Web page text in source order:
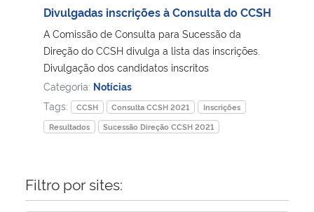
Banco Central do Brasil
Divulgadas inscrições à Consulta do CCSH
A Comissão de Consulta para Sucessão da
Direção do CCSH divulga a lista das inscrições.
Divulgação dos candidatos inscritos
Categoria: Notícias
Tags:
CCSH Consulta CCSH 2021
Inscrições
Resultados
Sucessão Direção CCSH 2021
Filtro por sites: